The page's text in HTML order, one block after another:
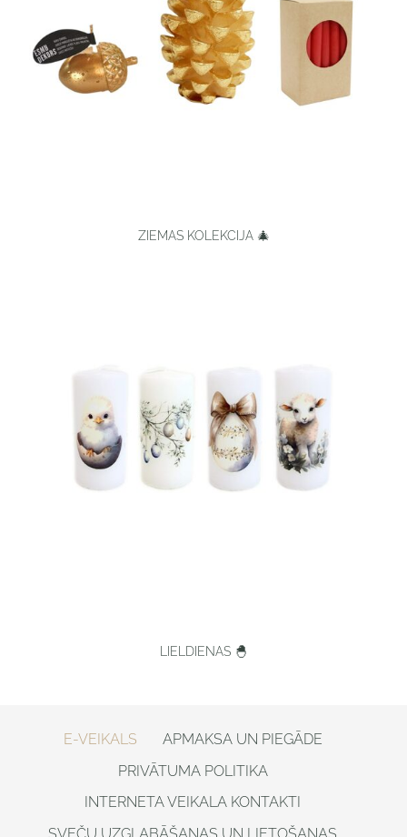
ZIEMAS KOLEKCIJA 🎄
LIELDIENAS 🐣
E-VEIKALS
APMAKSA UN PIEGĀDE
PRIVĀTUMA POLITIKA
INTERNETA VEIKALA KONTAKTI